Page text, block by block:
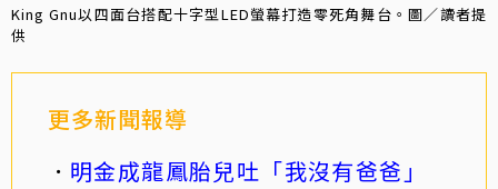
King Gnu以四面台搭配十字型LED螢幕打造零死角舞台。圖／讀者提
供
更多新聞報導
明金成龍鳳胎兒吐「我沒有爸爸」